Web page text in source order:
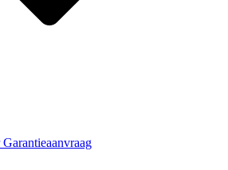
Garantieaanvraag